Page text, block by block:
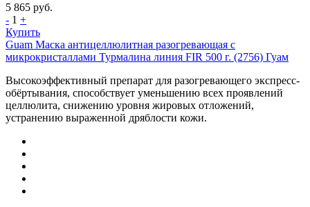
5 865 руб.
- 1 +
Купить
Guam Маска антицеллюлитная разогревающая с
микрокристаллами Турмалина линия FIR 500 г. (2756) Гуам
Высокоэффективный препарат для разогревающего экспресс-
обёртывания, способствует уменьшению всех проявлений
целлюлита, снижению уровня жировых отложений,
устранению выраженной дряблости кожи.